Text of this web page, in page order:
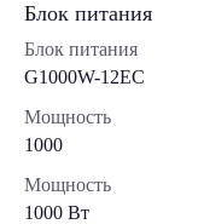
Блок питания
Блок питания
G1000W-12EC
Мощность
1000
Мощность
1000 Вт